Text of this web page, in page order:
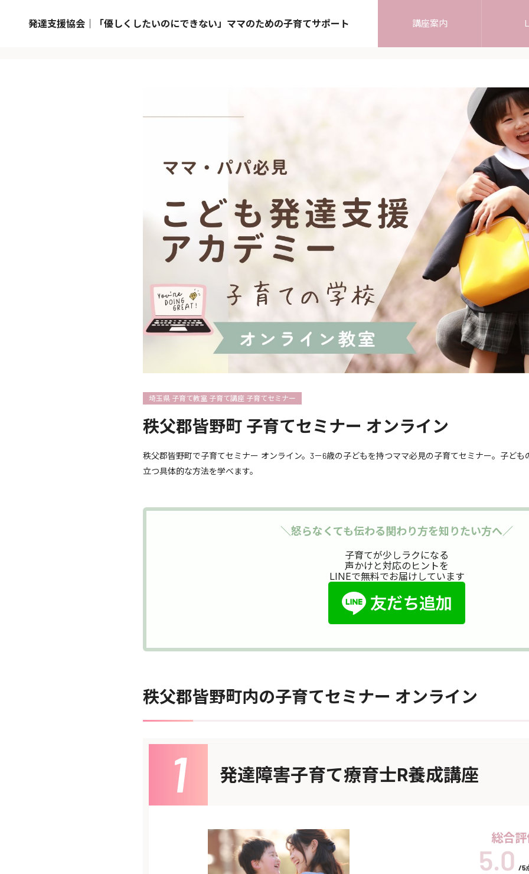
発達支援協会｜「優しくしたいのにできない」ママのための子育てサポート 講座案内
秩父郡皆野町 子育てセミナー オンライン
秩父郡皆野町で子育てセミナー オンライン。3－6歳の子どもを持つママ必見の子育てセミナー。子ど
立つ具体的な方法を学べます。
埼玉県 子育て教室 子育て講座 子育てセミナー
＼怒らなくても伝わる関わり方を知りたい方へ／
子育てが少しラクになる
声かけと対応のヒントを
LINEで無料でお届けしています
秩父郡皆野町内の子育てセミナー オンライン
発達障害子育て療育士R養成講座
総合
/5